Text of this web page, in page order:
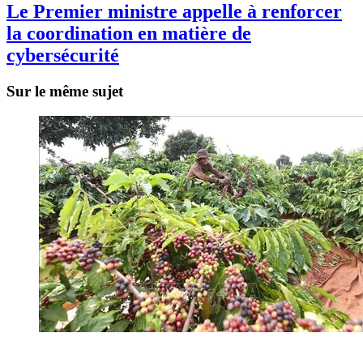
Le Premier ministre appelle à renforcer
la coordination en matière de
cybersécurité
Sur le même sujet